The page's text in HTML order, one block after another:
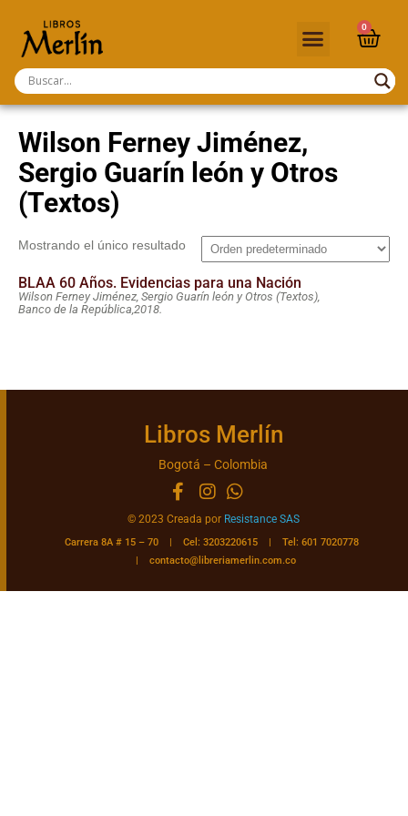
0
Wilson Ferney Jiménez,
Sergio Guarín león y Otros
(Textos)
Mostrando el único resultado
BLAA 60 Años. Evidencias para una Nación
Wilson Ferney Jiménez, Sergio Guarín león y Otros (Textos),
Banco de la República, 2018.
Libros Merlín
Bogotá – Colombia
© 2023 Creada por Resistance SAS
Carrera 8A # 15 – 70 | Cel: 3203220615 | Tel: 601 7020778
|contacto@libreriamerlin.com.co